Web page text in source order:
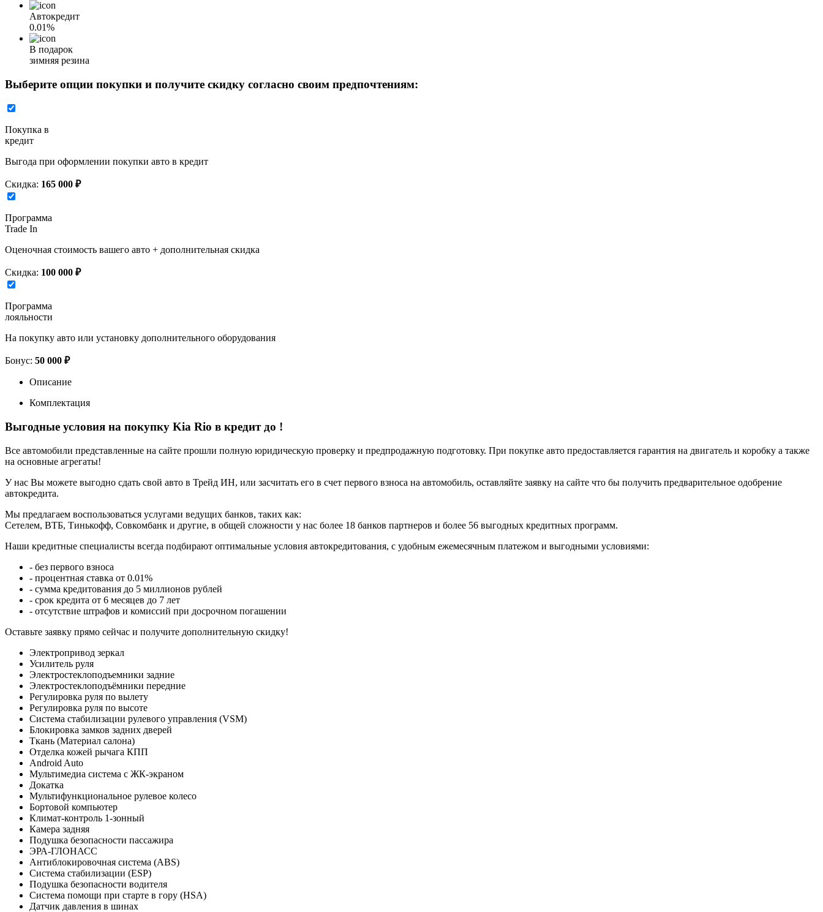
Автокредит
0.01%
В подарок
зимняя резина
Выберите опции покупки и получите скидку согласно своим предпочтениям:
Покупка в
кредит
Выгода при оформлении покупки авто в кредит
Скидка: 165 000 ₽
Программа
Trade In
Оценочная стоимость вашего авто + дополнительная скидка
Скидка: 100 000 ₽
Программа
лояльности
На покупку авто или установку дополнительного оборудования
Бонус: 50 000 ₽
Описание
Комплектация
Выгодные условия на покупку Kia Rio в кредит до !
Все автомобили представленные на сайте прошли полную юридическую проверку и предпродажную подготовку. При покупке авто предоставляется гарантия на двигатель и коробку а также
на основные агрегаты!
У нас Вы можете выгодно сдать свой авто в Трейд ИН, или засчитать его в счет первого взноса на автомобиль, оставляйте заявку на сайте что бы получить предварительное одобрение
автокредита.
Мы предлагаем воспользоваться услугами ведущих банков, таких как:
Сетелем, ВТБ, Тинькофф, Совкомбанк и другие, в общей сложности у нас более 18 банков партнеров и более 56 выгодных кредитных программ.
Наши кредитные специалисты всегда подбирают оптимальные условия автокредитования, с удобным ежемесячным платежом и выгодными условиями:
- без первого взноса
- процентная ставка от 0.01%
- сумма кредитования до 5 миллионов рублей
- срок кредита от 6 месяцев до 7 лет
- отсутствие штрафов и комиссий при досрочном погашении
Оставьте заявку прямо сейчас и получите дополнительную скидку!
Электропривод зеркал
Усилитель руля
Электростеклоподъемники задние
Электростеклоподъёмники передние
Регулировка руля по вылету
Регулировка руля по высоте
Система стабилизации рулевого управления (VSM)
Блокировка замков задних дверей
Ткань (Материал салона)
Отделка кожей рычага КПП
Android Auto
Мультимедиа система с ЖК-экраном
Докатка
Мультифункциональное рулевое колесо
Бортовой компьютер
Климат-контроль 1-зонный
Камера задняя
Подушка безопасности пассажира
ЭРА-ГЛОНАСС
Антиблокировочная система (ABS)
Система стабилизации (ESP)
Подушка безопасности водителя
Система помощи при старте в гору (HSA)
Датчик давления в шинах